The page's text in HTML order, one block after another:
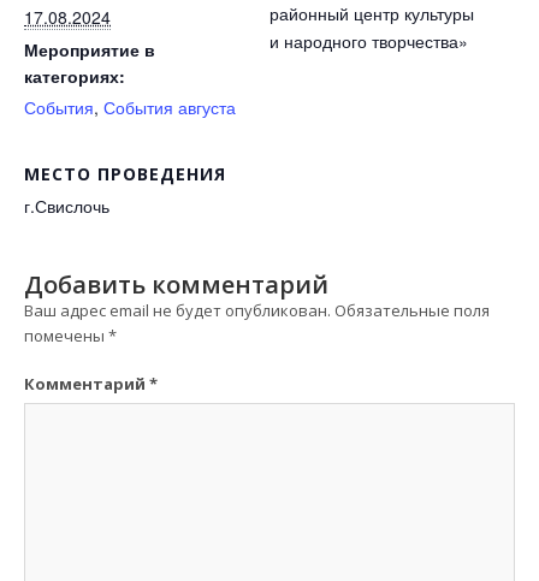
17.08.2024
Мероприятие в
категориях:
События, События августа
районный центр культуры
и народного творчества»
МЕСТО ПРОВЕДЕНИЯ
г.Свислочь
Добавить комментарий
Ваш адрес email не будет опубликован. Обязательные поля
помечены *
Комментарий *